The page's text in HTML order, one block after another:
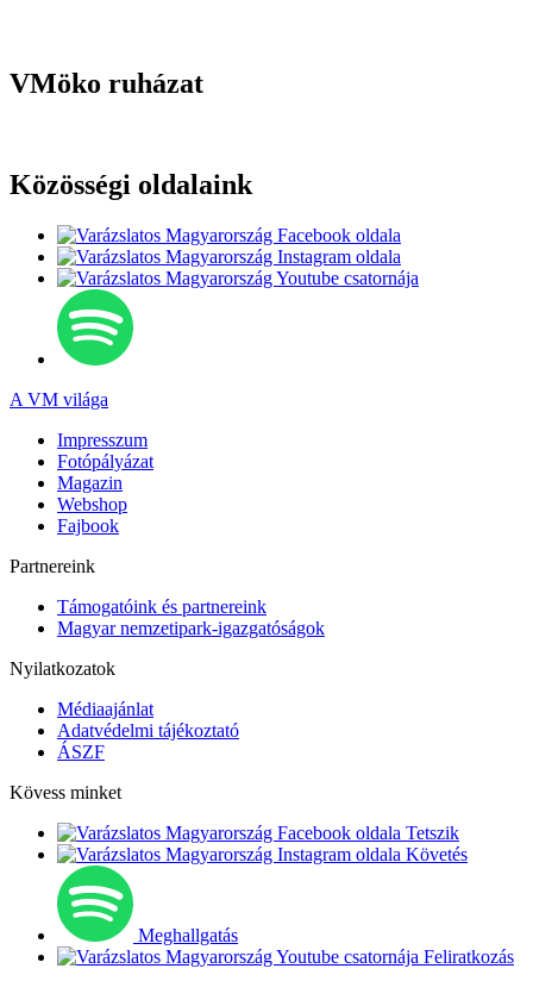
VMöko ruházat
Közösségi oldalaink
A VM világa
Impresszum
Fotópályázat
Magazin
Webshop
Fajbook
Partnereink
Támogatóink és partnereink
Magyar nemzetipark-igazgatóságok
Nyilatkozatok
Médiaajánlat
Adatvédelmi tájékoztató
ÁSZF
Kövess minket
Tetszik
Követés
Meghallgatás
Feliratkozás